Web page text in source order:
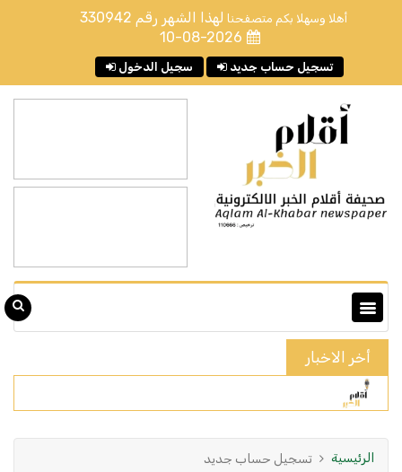
أهلا وسهلا بكم متصفحنا لهذا الشهر رقم 330942
10-08-2026
سجيل الدخول تسجيل حساب جديد
أخر الاخبار
الرئيسية تسجيل حساب جديد